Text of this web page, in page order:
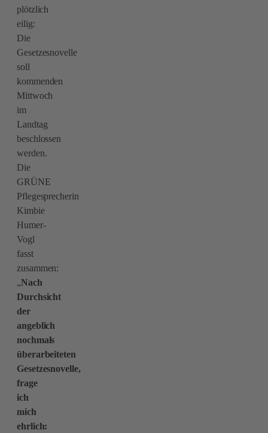
plötzlich
eilig:
Die
Gesetzesnovelle
soll
kommenden
Mittwoch
im
Landtag
beschlossen
werden.
Die
GRÜNE
Pflegesprecherin
Kimbie
Humer-
Vogl
fasst
zusammen:
„Nach
Durchsicht
der
angeblich
nochmals
überarbeiteten
Gesetzesnovelle,
frage
ich
mich
ehrlich: